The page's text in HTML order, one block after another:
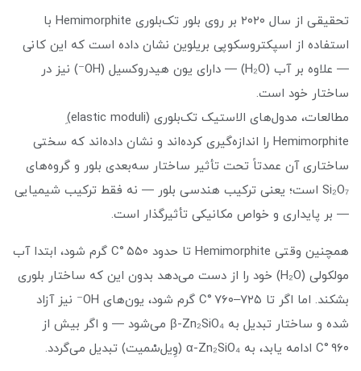
تحقیقی از سال ۲۰۲۰ بر روی بلور تک‌بلوری Hemimorphite با
استفاده از اسپکتروسکوپی بریلوین نشان داده است که این کانی
— علاوه بر آب (H₂O) — دارای یون هیدروکسیل (OH⁻) نیز در
ساختار خود است.
مطالعات، مدول‌های الاستیک تک‌بلوری (elastic moduli)ِ
Hemimorphite را اندازه‌گیری کرده‌اند و نشان داده‌اند که سختی
ساختاری آن عمدتاً تحت تأثیر ساختار سه‌بعدی بلور و گروه‌های
Si₂O₇ است؛ یعنی ترکیب هندسی بلور — نه فقط ترکیب شیمیایی
— بر پایداری و خواص مکانیکی تأثیرگذار است.
همچنین وقتی Hemimorphite تا حدود ۵۵۰ °C گرم شود، ابتدا آب
مولکولی (H₂O) خود را از دست می‌دهد بدون این که ساختار بلوری
بشکند. اما اگر تا ۷۲۵–۷۶۰ °C گرم شود، یون‌های OH⁻ نیز آزاد
شده و ساختار تبدیل به β-Zn₂SiO₄ می‌شود — و اگر بیش از
۹۶۰ °C ادامه یابد، به α-Zn₂SiO₄ (وِیل‌سْمیت) تبدیل می‌گردد.